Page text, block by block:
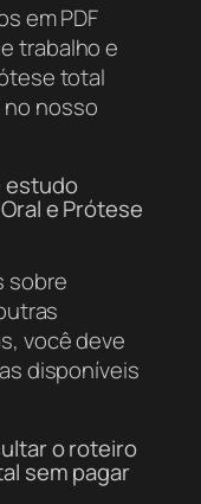
em PDF
trabalho e
total
nosso
estudo
e Prótese
sobre
você deve
disponíveis
o roteiro
sem pagar